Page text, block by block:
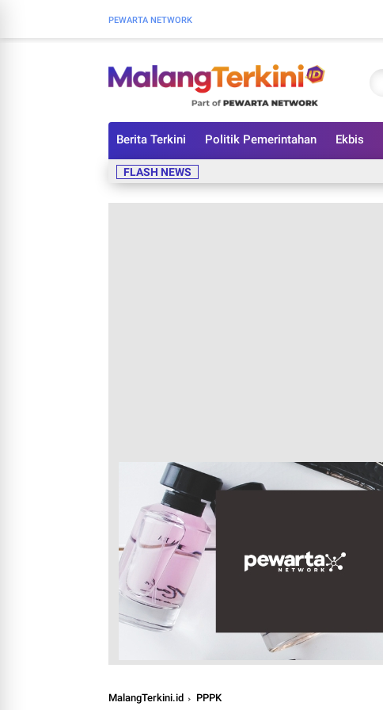
PEWARTA NETWORK
Berita Terkini Politik Pemerintahan Ekbis
FLASH NEWS
MalangTerkini.id PPPK